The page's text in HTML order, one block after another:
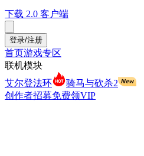
下载 2.0 客户端
登录/注册
首页游戏专区
联机模块
艾尔登法环
骑马与砍杀2
创作者招募免费领VIP